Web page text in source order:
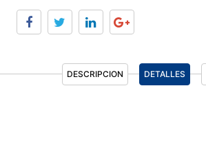
DESCRIPCION DETALLES